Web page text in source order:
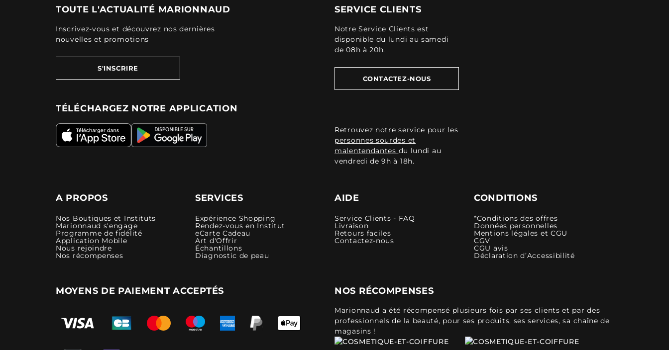
TOUTE L'ACTUALITÉ MARIONNAUD
Inscrivez-vous et découvrez nos dernières
nouvelles et promotions
S'INSCRIRE
TÉLÉCHARGEZ NOTRE APPLICATION
SERVICE CLIENTS
Notre Service Clients est
disponible du lundi au samedi
de 08h à 20h.
CONTACTEZ-NOUS
Retrouvez notre service pour les
personnes sourdes et
malentendantes du lundi au
vendredi de 9h à 18h.
A PROPOS
Nos Boutiques et Instituts
Marionnaud s'engage
Programme de fidélité
Application Mobile
Nous rejoindre
Nos récompenses
SERVICES
Expérience Shopping
Rendez-vous en Institut
eCarte Cadeau
Art d'Offrir
Échantillons
Diagnostic de peau
AIDE
Service Clients - FAQ
Livraison
Retours faciles
Contactez-nous
CONDITIONS
*Conditions des offres
Données personnelles
Mentions légales et CGU
CGV
CGU avis
Déclaration d’Accessibilité
MOYENS DE PAIEMENT ACCEPTÉS NOS RÉCOMPENSES
Marionnaud a été récompensé plusieurs fois par ses clients et par des
professionnels de la beauté, pour ses produits, ses services, sa chaîne de
magasins !